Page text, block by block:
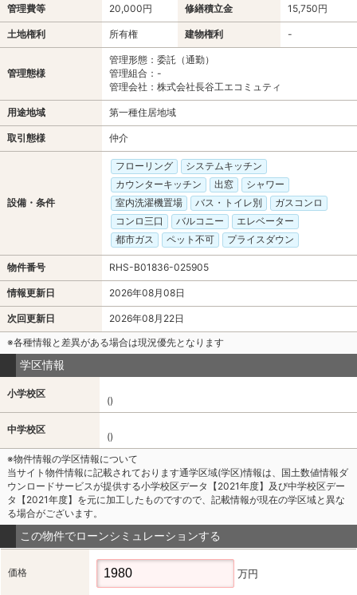
管理費等 20,000円 修繕積立金 15,750円
土地権利 所有権 建物権利 -
管理態様
管理形態：委託（通勤）
管理組合：-
管理会社：株式会社長谷工エコミュティ
用途地域 第一種住居地域
取引態様 仲介
設備・条件
フローリング
システムキッチン
カウンターキッチン
出窓
シャワー
室内洗濯機置場
バス・トイレ別
ガスコンロ
コンロ三口
バルコニー
エレベーター
都市ガス
ペット不可 プライスダウン
物件番号 RHS-B01836-025905
情報更新日 2026年08月08日
次回更新日
2026年08月22日
※各種情報と差異がある場合は現況優先となります
学区情報
小学校区
()
中学校区
()
※物件情報の学区情報について
当サイト物件情報に記載されております通学区域(学区)情報は、国土数値情報ダ
ウンロードサービスが提供する小学校区データ【2021年度】及び中学校区デー
タ【2021年度】を元に加工したものですので、記載情報が現在の学区域と異な
る場合がございます。
この物件でローンシミュレーションする
価格 万円